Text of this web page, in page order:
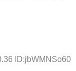
ID:jbWMNSo60